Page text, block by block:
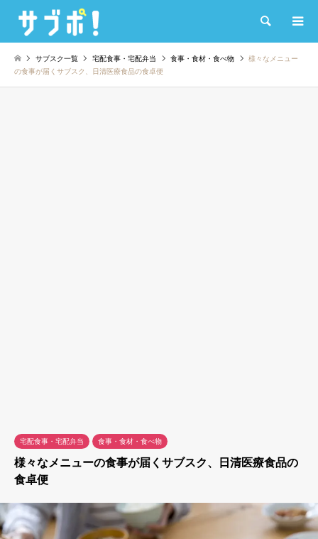
検索
サブスク一覧 宅配食事・宅配弁当 食事・食材・食べ物
様々なメニュー
の食事が届くサブスク、日清医療食品の食卓便
宅配食事・宅配弁当 食事・食材・食べ物
様々なメニューの食事が届くサブスク、日清医療食品の
食卓便